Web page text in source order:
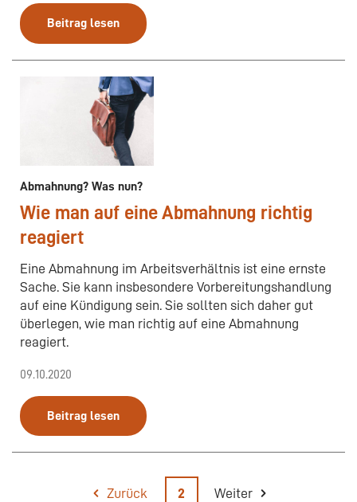
Beitrag lesen
Abmahnung? Was nun?
Wie man auf eine Abmahnung richtig
reagiert
Eine Abmahnung im Arbeitsverhältnis ist eine ernste
Sache. Sie kann insbesondere Vorbereitungshandlung
auf eine Kündigung sein. Sie sollten sich daher gut
überlegen, wie man richtig auf eine Abmahnung
reagiert.
09.10.2020
Beitrag lesen
Zurück 2 Weiter